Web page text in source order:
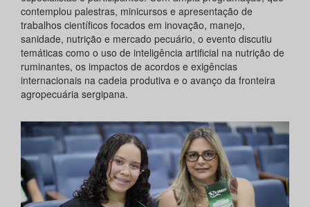
contemplou palestras, minicursos e apresentação de
trabalhos científicos focados em inovação, manejo,
sanidade, nutrição e mercado pecuário, o evento discutiu
temáticas como o uso de inteligência artificial na nutrição de
ruminantes, os impactos de acordos e exigências
internacionais na cadeia produtiva e o avanço da fronteira
agropecuária sergipana.